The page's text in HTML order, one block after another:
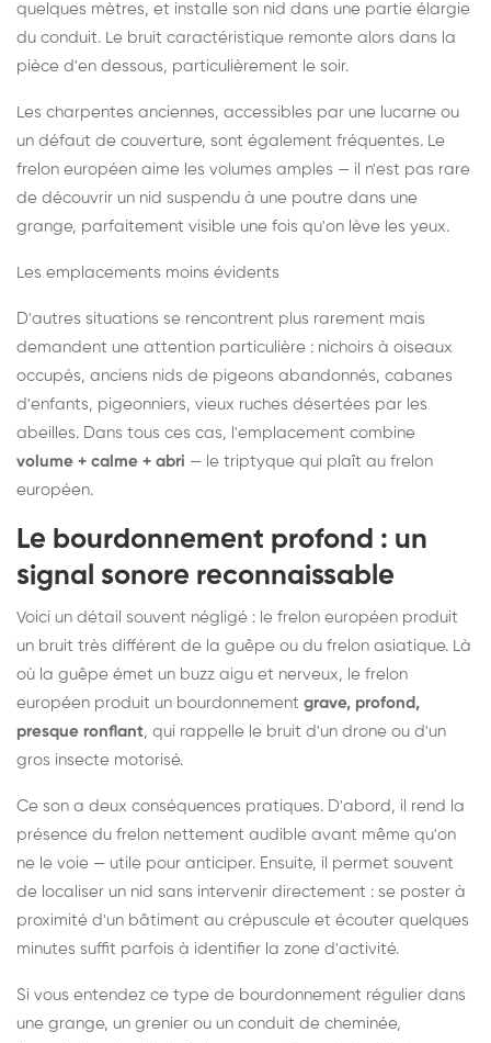
quelques mètres, et installe son nid dans une partie élargie
du conduit. Le bruit caractéristique remonte alors dans la
pièce d'en dessous, particulièrement le soir.
Les charpentes anciennes, accessibles par une lucarne ou
un défaut de couverture, sont également fréquentes. Le
frelon européen aime les volumes amples — il n'est pas rare
de découvrir un nid suspendu à une poutre dans une
grange, parfaitement visible une fois qu'on lève les yeux.
Les emplacements moins évidents
D'autres situations se rencontrent plus rarement mais
demandent une attention particulière : nichoirs à oiseaux
occupés, anciens nids de pigeons abandonnés, cabanes
d'enfants, pigeonniers, vieux ruches désertées par les
abeilles. Dans tous ces cas, l'emplacement combine
volume + calme + abri — le triptyque qui plaît au frelon
européen.
Le bourdonnement profond : un
signal sonore reconnaissable
Voici un détail souvent négligé : le frelon européen produit
un bruit très différent de la guêpe ou du frelon asiatique. Là
où la guêpe émet un buzz aigu et nerveux, le frelon
européen produit un bourdonnement grave, profond,
presque ronflant, qui rappelle le bruit d'un drone ou d'un
gros insecte motorisé.
Ce son a deux conséquences pratiques. D'abord, il rend la
présence du frelon nettement audible avant même qu'on
ne le voie — utile pour anticiper. Ensuite, il permet souvent
de localiser un nid sans intervenir directement : se poster à
proximité d'un bâtiment au crépuscule et écouter quelques
minutes suffit parfois à identifier la zone d'activité.
Si vous entendez ce type de bourdonnement régulier dans
une grange, un grenier ou un conduit de cheminée,